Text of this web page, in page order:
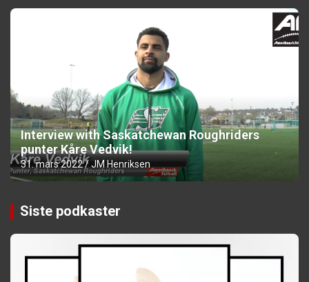
Interview with Saskatchewan Roughriders
punter Kåre Vedvik!
31. mars 2022 JM Henriksen
Siste podkaster